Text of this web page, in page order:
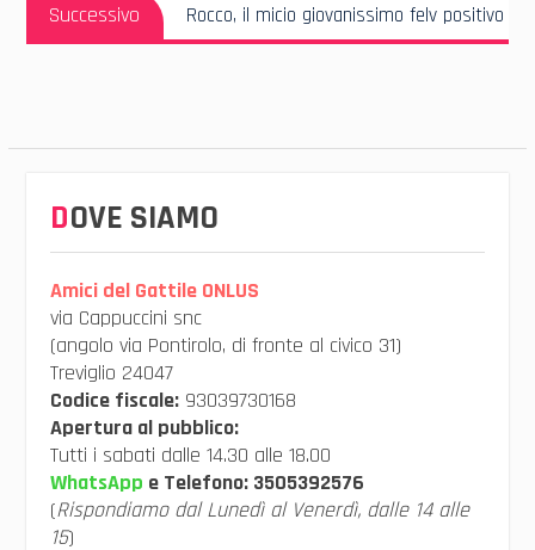
Successivo
Successivo:
Rocco, il micio giovanissimo felv positivo
DOVE SIAMO
Amici del Gattile ONLUS
via Cappuccini snc
(angolo via Pontirolo, di fronte al civico 31)
Treviglio 24047
Codice fiscale:93039730168
Apertura al pubblico:
Tutti i sabati dalle 14.30 alle 18.00
WhatsApp e Telefono: 3505392576
(Rispondiamo dal Lunedì al Venerdì, dalle 14 alle
15)